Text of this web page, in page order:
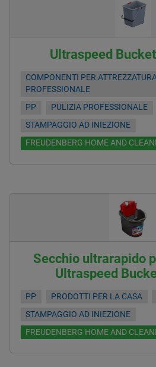
Ultraspeed
COMPONENTI PER
PROFESSIONALE
PP
PULIZIA PROFESSIONALE
STAMPAGGIO AD INIEZIONE
FREUDENBERG HOME AND
Secchio ultrarapido
Ultraspeed
PP PRODOTTI PER LA CASA
STAMPAGGIO AD INIEZIONE
FREUDENBERG HOME AND